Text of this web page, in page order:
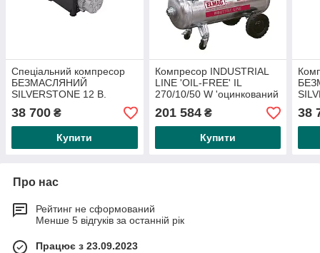
Спеціальний компресор
БЕЗМАСЛЯНИЙ
SILVERSTONE 12 В.
38 700 ₴
Купити
Компресор INDUSTRIAL
LINE 'OIL-FREE' IL
270/10/50 W 'оцинкований
201 584₴
Купити
38
Про нас
Рейтинг не сформований
Менше 5 відгуків за останній рік
Працює з 23.09.2023